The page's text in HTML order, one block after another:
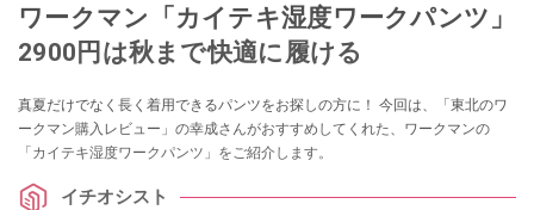
ワークマン「カイテキ湿度ワークパンツ」
2900円は秋まで快適に履ける
真夏だけでなく長く着用できるパンツをお探しの方に！ 今回は、「東北のワ
ークマン購入レビュー」の幸成さんがおすすめしてくれた、ワークマンの
「カイテキ湿度ワークパンツ」をご紹介します。
イチオシスト